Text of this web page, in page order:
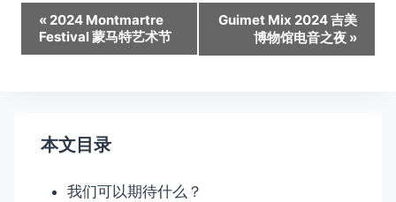
活
动
« 2024 Montmartre
Festival 蒙马特艺术节
Guimet Mix 2024 吉美
博物馆电音之夜 »
本文目录
我们可以期待什么？